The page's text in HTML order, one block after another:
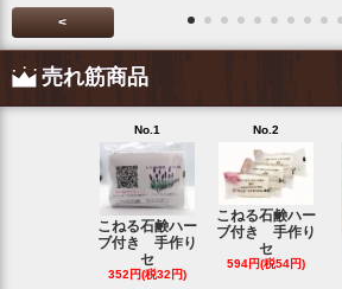
<
売れ筋商品
No.1
こねる石鹸ハー
ブ付き 手作り
セ
352円(税32円)
No.2
こねる石鹸ハー
ブ付き 手作り
セ
594円(税54円)